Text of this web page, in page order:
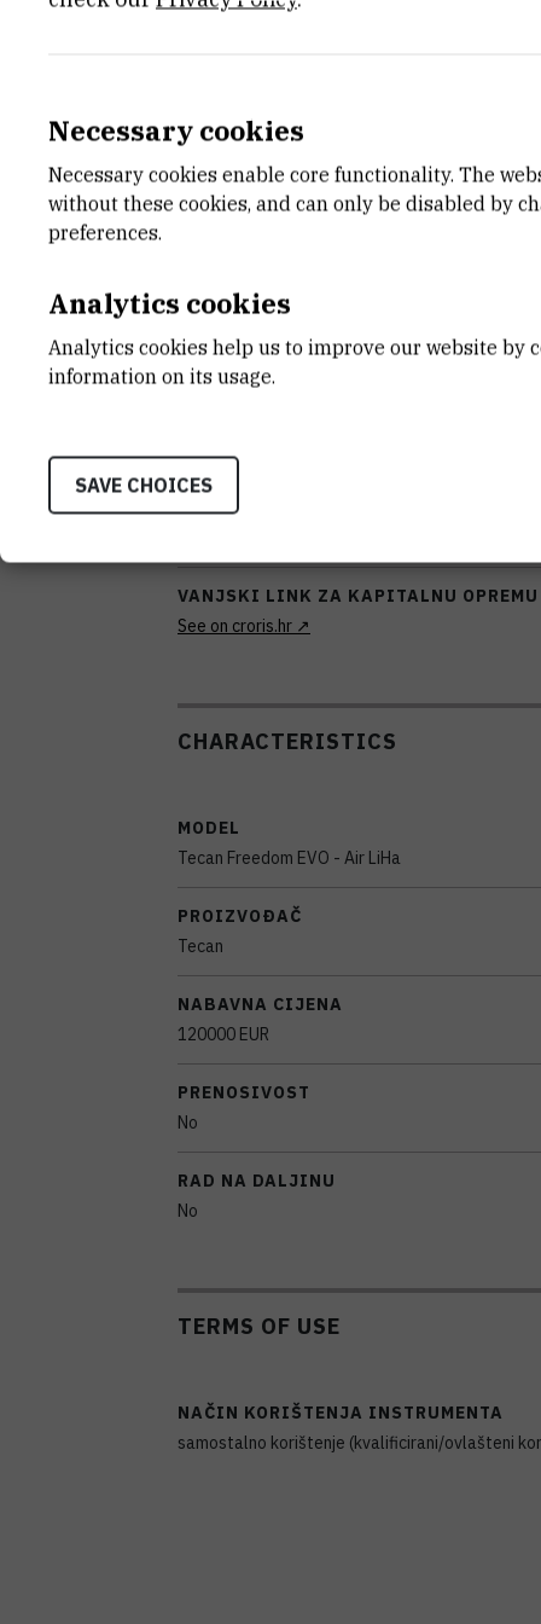
Tecan Freedom EVO - Air LiHa
potpuno funkcionalan
TIJELO KOJE JE FINANCIRALO
VANJSKI LINK ZA KAPITALNU OPREMU
See on croris.hr
CHARACTERISTICS
MODEL
Tecan Freedom EVO - Air LiHa
PROIZVOĐAČ
Tecan
NABAVNA CIJENA
120000 EUR
PRENOSIVOST
No
RAD NA DALJINU
No
TERMS OF USE
NAČIN KORIŠTENJA INSTRUMENTA
samostalno korištenje (kvalificirani/ovlašteni
Necessary cookies
Necessary cookies enable core functionality. The
without these cookies, and can only be disabled by
preferences.
Analytics cookies
Analytics cookies help us to improve our website by
information on its usage.
SAVE CHOICES